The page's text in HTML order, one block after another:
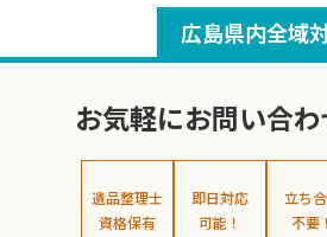
広島県内全域
お気軽にお問い合
遺品整理士
資格保有
即日対応
可能！
立ち
不要！